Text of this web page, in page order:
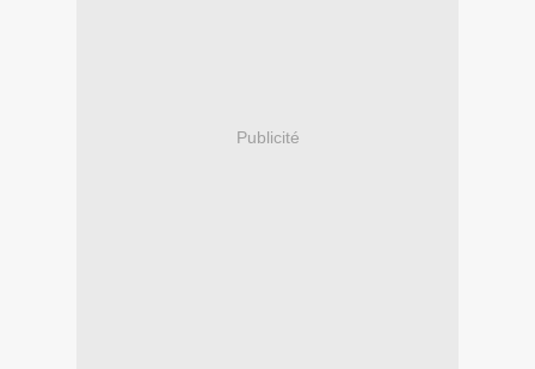
Publicité